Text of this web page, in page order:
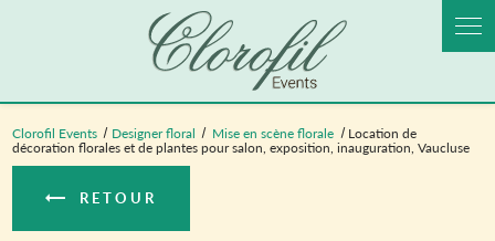
Clorofil Events Designer floral Mise en scène florale Location de
décoration florales et de plantes pour salon, exposition, inauguration, Vaucluse
RETOUR
Panneau de gestion des cookies